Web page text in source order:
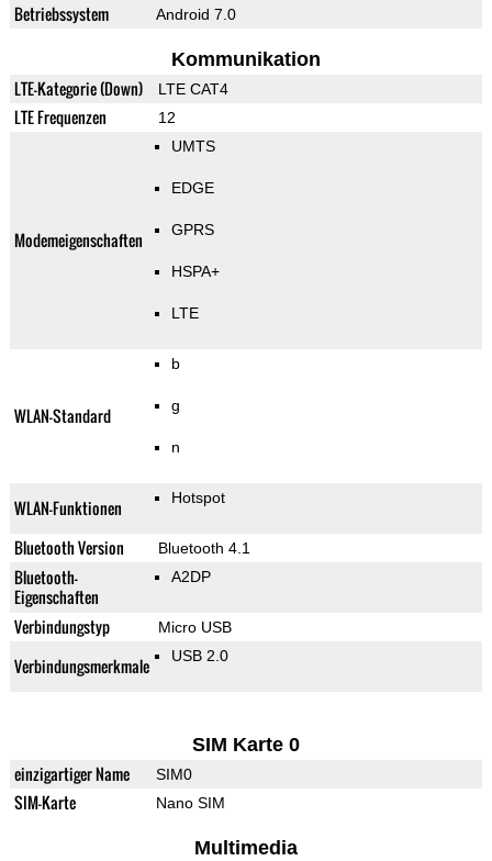
Betriebssystem Android 7.0
Kommunikation
LTE-Kategorie (Down) LTE CAT4
LTE Frequenzen 12
Modemeigenschaften
UMTS
EDGE
GPRS
HSPA+
LTE
WLAN-Standard
b
g
n
WLAN-Funktionen Hotspot
Bluetooth Version Bluetooth 4.1
Bluetooth-
Eigenschaften
A2DP
Verbindungstyp Micro USB
Verbindungsmerkmale USB 2.0
SIM Karte 0
einzigartiger Name SIM0
SIM-Karte Nano SIM
Multimedia